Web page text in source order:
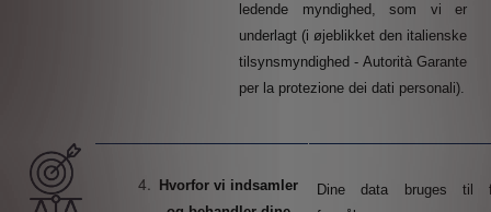
ledende myndighed, som vi er
underlagt (i øjeblikket den italienske
tilsynsmyndighed - Autorità Garante
per la protezione dei dati personali).
Hvorfor vi indsamler
Dine data bruges til